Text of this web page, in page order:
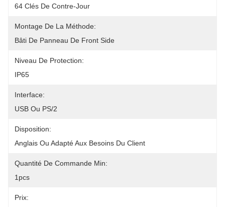
64 Clés De Contre-Jour
Montage De La Méthode:
Bâti De Panneau De Front Side
Niveau De Protection:
IP65
Interface:
USB Ou PS/2
Disposition:
Anglais Ou Adapté Aux Besoins Du Client
Quantité De Commande Min:
1pcs
Prix: